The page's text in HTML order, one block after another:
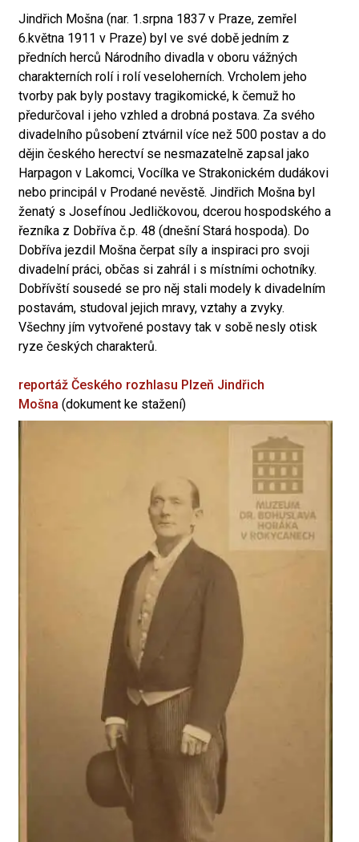
Jindřich Mošna (nar. 1.srpna 1837 v Praze, zemřel
6.května 1911 v Praze) byl ve své době jedním z
předních herců Národního divadla v oboru vážných
charakterních rolí i rolí veseloherních. Vrcholem jeho
tvorby pak byly postavy tragikomické, k čemuž ho
předurčoval i jeho vzhled a drobná postava. Za svého
divadelního působení ztvárnil více než 500 postav a do
dějin českého herectví se nesmazatelně zapsal jako
Harpagon v Lakomci, Vocílka ve Strakonickém dudákovi
nebo principál v Prodané nevěstě. Jindřich Mošna byl
ženatý s Josefínou Jedličkovou, dcerou hospodského a
řezníka z Dobříva č.p. 48 (dnešní Stará hospoda). Do
Dobříva jezdil Mošna čerpat síly a inspiraci pro svoji
divadelní práci, občas si zahrál i s místními ochotníky.
Dobřívští sousedé se pro něj stali modely k divadelním
postavám, studoval jejich mravy, vztahy a zvyky.
Všechny jím vytvořené postavy tak v sobě nesly otisk
ryze českých charakterů.
reportáž Českého rozhlasu Plzeň Jindřich
Mošna (dokument ke stažení)